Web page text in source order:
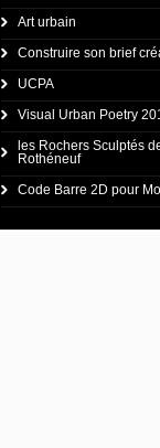
Art urbain
Construire son brief
UCPA
Visual Urban Poetry
les Rochers Sculptés
Rothéneuf
Code Barre 2D pour